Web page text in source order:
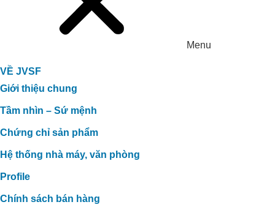
Menu
VỀ JVSF
Giới thiệu chung
Tầm nhìn – Sứ mệnh
Chứng chỉ sản phẩm
Hệ thống nhà máy, văn phòng
Profile
Chính sách bán hàng